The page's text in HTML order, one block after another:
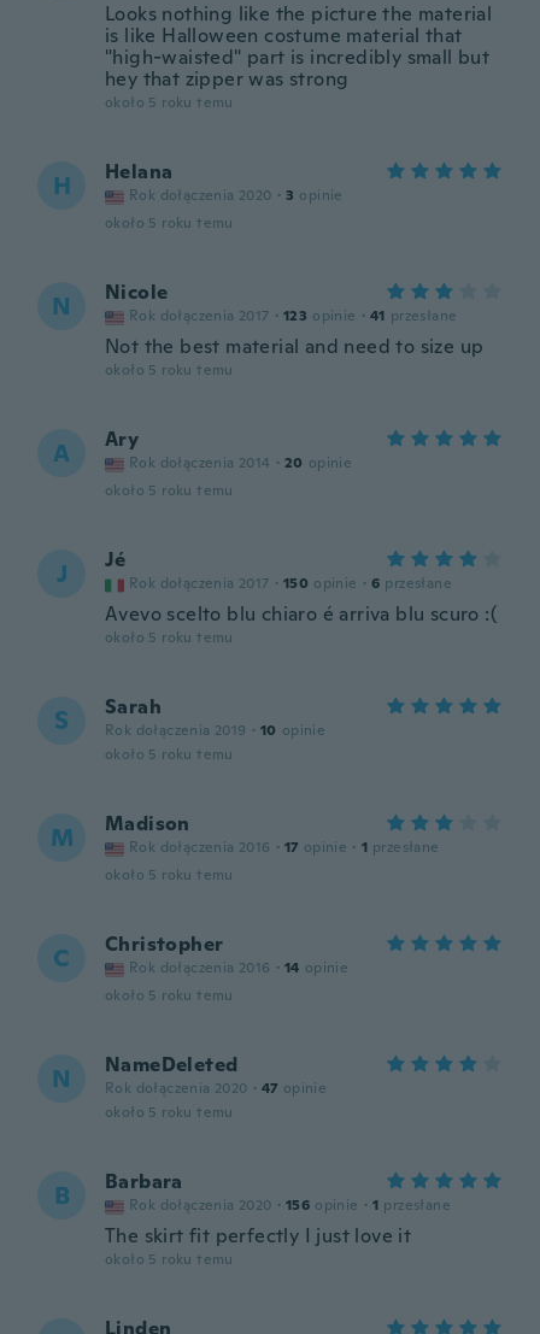
Looks nothing like the picture the material
is like Halloween costume material that
"high-waisted" part is incredibly small but
hey that zipper was strong
około 5 roku temu
H Helana
Rok dołączenia 2020 · 3 opinie
około 5 roku temu
N Nicole
Rok dołączenia 2017 · 123 opinie · 41 przesłane
Not the best material and need to size up
około 5 roku temu
A Ary
Rok dołączenia 2014 · 20 opinie
około 5 roku temu
J Jé
Rok dołączenia 2017 · 150 opinie · 6 przesłane
Avevo scelto blu chiaro é arriva blu scuro :(
około 5 roku temu
S Sarah
Rok dołączenia 2019 · 10 opinie
około 5 roku temu
M Madison
Rok dołączenia 2016 · 17 opinie · 1 przesłane
około 5 roku temu
C Christopher
Rok dołączenia 2016 · 14 opinie
około 5 roku temu
N NameDeleted
Rok dołączenia 2020 · 47 opinie
około 5 roku temu
B Barbara
Rok dołączenia 2020 · 156 opinie · 1 przesłane
The skirt fit perfectly I just love it
około 5 roku temu
Linden